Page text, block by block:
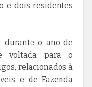
e dois residentes
durante o ano de
voltada para o
relacionados à
e de Fazenda